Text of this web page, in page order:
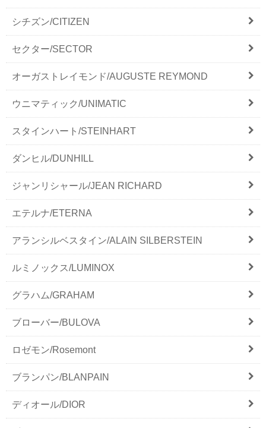
シチズン/CITIZEN
セクター/SECTOR
オーガストレイモンド/AUGUSTE REYMOND
ウニマティック/UNIMATIC
スタインハート/STEINHART
ダンヒル/DUNHILL
ジャンリシャール/JEAN RICHARD
エテルナ/ETERNA
アランシルベスタイン/ALAIN SILBERSTEIN
ルミノックス/LUMINOX
グラハム/GRAHAM
ブローバー/BULOVA
ロゼモン/Rosemont
ブランパン/BLANPAIN
ディオール/DIOR